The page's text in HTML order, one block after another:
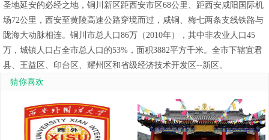
圣地延安的必经之地，铜川新区距西安市区68公里、距西安咸阳国际机
场72公里，西安至黄陵高速公路穿境而过，咸铜、梅七两条支线铁路与
陇海大动脉相连。铜川市总人口86万（2010年），其中非农业人口45
万，城镇人口占全市总人口的53%，面积3882平方千米。全市下辖宜君
县、王益区、印台区、耀州区和省级经济技术开发区--新区。
猜你喜欢